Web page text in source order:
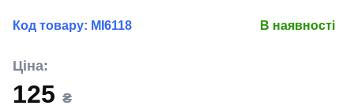
Код товару: MI6118 В наявності
Ціна:
125 ₴